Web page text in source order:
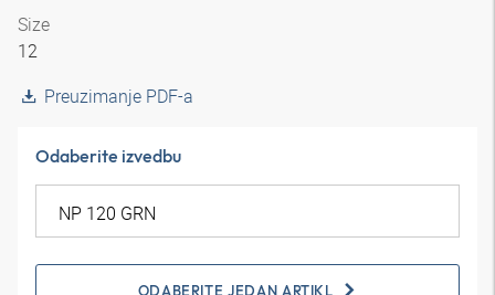
Size
12
Preuzimanje PDF-a
Odaberite izvedbu
ODABERITE JEDAN ARTIKL